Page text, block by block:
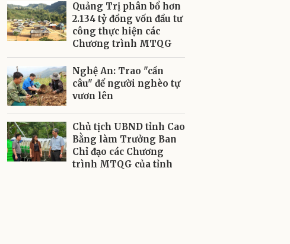
Quảng Trị phân bổ hơn
2.134 tỷ đồng vốn đầu tư
công thực hiện các
Chương trình MTQG
Nghệ An: Trao "cần
câu" để người nghèo tự
vươn lên
Chủ tịch UBND tỉnh Cao
Bằng làm Trưởng Ban
Chỉ đạo các Chương
trình MTQG của tỉnh